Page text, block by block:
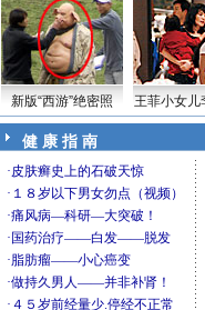
新版“西游”绝密照 王菲小女儿
健 康 指 南